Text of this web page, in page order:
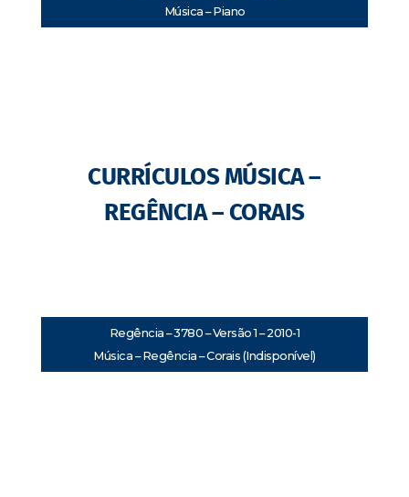
Música – Piano
CURRÍCULOS MÚSICA –
REGÊNCIA – CORAIS
Regência – 3780 – Versão 1 – 2010-1
Música – Regência – Corais (Indisponível)